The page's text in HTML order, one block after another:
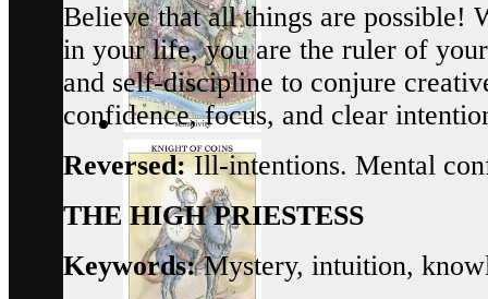
Believe that all things are possible!
in your life, you are the ruler of
and self-discipline to conjure
confidence, focus, and clear
Reversed:Ill-intentions. Mental
THE HIGH PRIESTESS
Keywords:Mystery, intuition,